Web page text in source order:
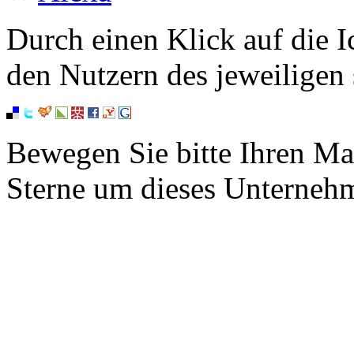
Durch einen Klick auf die
den Nutzern des
Bewegen Sie bitte Ihren
Sterne um dieses